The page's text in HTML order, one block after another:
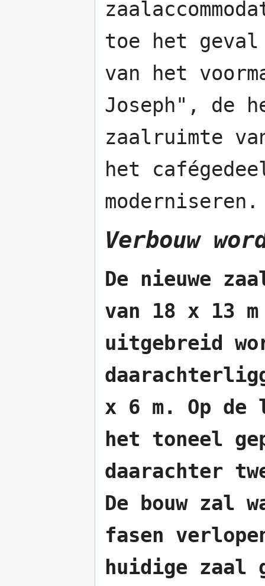
toe het geval
van het
Joseph", de
zaalruimte
het
moderniseren.
Verbouw
De nieuwe
van 18 x 13
uitgebreid
x 6 m. Op
het toneel
daarachter
De bouw zal
fasen
huidige zaal